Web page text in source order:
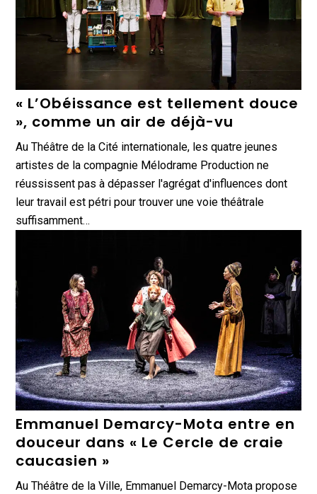
« L’Obéissance est tellement douce
», comme un air de déjà-vu
Au Théâtre de la Cité internationale, les quatre jeunes
artistes de la compagnie Mélodrame Production ne
réussissent pas à dépasser l'agrégat d'influences dont
leur travail est pétri pour trouver une voie théâtrale
suffisamment…
Emmanuel Demarcy-Mota entre en
douceur dans « Le Cercle de craie
caucasien »
Au Théâtre de la Ville, Emmanuel Demarcy-Mota propose